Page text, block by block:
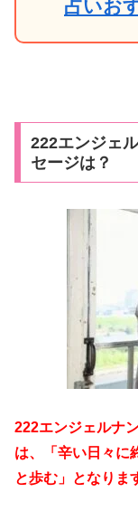
占いお
222エンジェ
セージは？
222エンジェルナ
は、「辛い日々に
と歩む」となりま